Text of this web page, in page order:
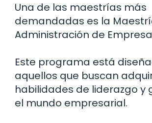
Una de las maestrías más
demandadas es la
Administración de
Este programa está
aquellos que buscan
habilidades de liderazgo y
el mundo empresarial.